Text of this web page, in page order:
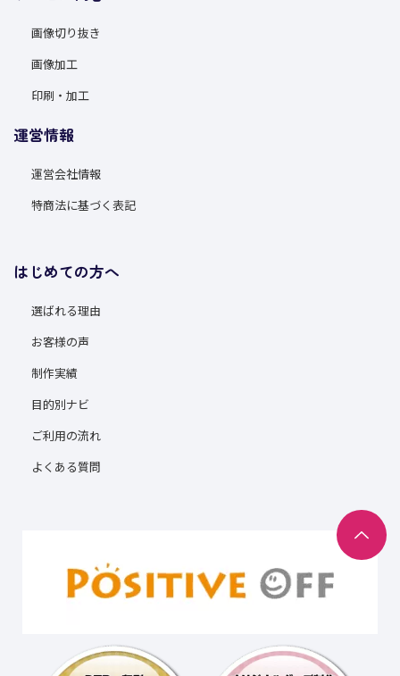
画像切り抜き
画像加工
印刷・加工
運営情報
運営会社情報
特商法に基づく表記
はじめての方へ
選ばれる理由
お客様の声
制作実績
目的別ナビ
ご利用の流れ
よくある質問